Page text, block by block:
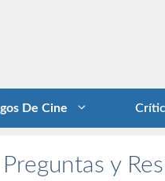
De Cine
y